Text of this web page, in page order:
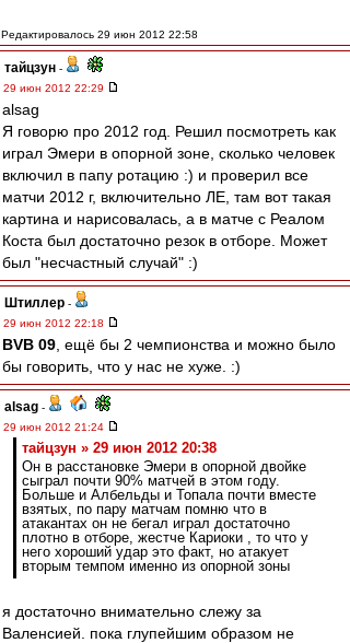
Редактировалось 29 июн 2012 22:58
тайцзун -
29 июн 2012 22:29
alsag
Я говорю про 2012 год. Решил посмотреть как
играл Эмери в опорной зоне, сколько человек
включил в папу ротацию :) и проверил все
матчи 2012 г, включительно ЛЕ, там вот такая
картина и нарисовалась, а в матче с Реалом
Коста был достаточно резок в отборе. Может
был "несчастный случай" :)
Штиллер -
29 июн 2012 22:18
BVB 09 , ещё бы 2 чемпионства и можно было
бы говорить, что у нас не хуже. :)
alsag -
29 июн 2012 21:24
тайцзун » 29 июн 2012 20:38
Он в расстановке Эмери в опорной двойке
сыграл почти 90% матчей в этом году.
Больше и Албельды и Топала почти вместе
взятых, по пару матчам помню что в
атакантах он не бегал играл достаточно
плотно в отборе, жестче Кариоки , то что у
него хороший удар это факт, но атакует
вторым темпом именно из опорной зоны
я достаточно внимательно слежу за
Валенсией. пока глупейшим образом не